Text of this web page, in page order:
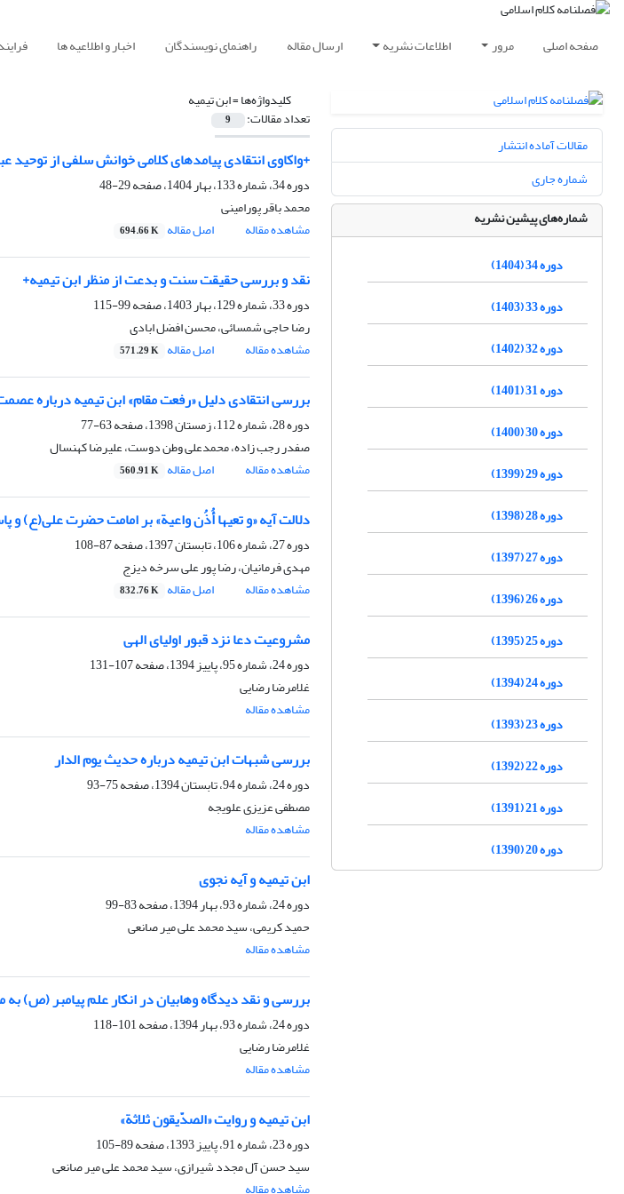
صفحه اصلی مرور اطلاعات نشریه ارسال مقاله راهنمای نویسندگان اخبار و اطلاعیه ها
کلیدواژه‌ها =ابن تیمیه
تعداد مقالات: 9
+واکاوی انتقادی پیامدهای کلامی خوانش سلفی از توحید
دوره 34، شماره 133، بهار 1404، صفحه
29-48
محمد باقر پورامینی
مشاهده مقاله
اصل مقاله 694.66 K
نقد و بررسی حقیقت سنت و بدعت از منظر ابن تیمیه+
دوره 33، شماره 129، بهار 1403، صفحه
99-115
رضا حاجی شمسائی، محسن افضل ابادی
مشاهده مقاله
اصل مقاله 571.29 K
بررسی انتقادی دلیل «رفعت مقام» ابن تیمیه درباره
دوره 28، شماره 112، زمستان 1398، صفحه
63-77
صفدر رجب زاده، محمدعلی وطن دوست، علیرضا کهنسال
مشاهده مقاله
اصل مقاله 560.91 K
دلالت آیه «و تعیها أُذُن واعیة» بر امامت حضرت علی(ع) و
دوره 27، شماره 106، تابستان 1397، صفحه
87-108
مهدی فرمانیان، رضا پور علی سرخه دیزج
مشاهده مقاله
اصل مقاله 832.76 K
مشروعیت دعا نزد قبور اولیای الهی
دوره 24، شماره 95، پاییز 1394، صفحه
107-131
غلامرضا رضایی
مشاهده مقاله
بررسی شبهات ابن تیمیه درباره حدیث یوم الدار
دوره 24، شماره 94، تابستان 1394، صفحه
75-93
مصطفی عزیزی علویجه
مشاهده مقاله
ابن تیمیه و آیه نجوی
دوره 24، شماره 93، بهار 1394، صفحه
83-99
حمید کریمی، سید محمد علی میر صانعی
مشاهده مقاله
بررسی و نقد دیدگاه وهابیان در انکار علم پیامبر (ص) به
دوره 24، شماره 93، بهار 1394، صفحه
101-118
غلامرضا رضایی
مشاهده مقاله
ابن تیمیه و روایت «الصدّیقون ثلاثة»
دوره 23، شماره 91، پاییز 1393، صفحه
89-105
سید حسن آل مجدد شیرازی، سید محمد علی میر صانعی
مقالات آماده انتشار
شماره جاری
شماره‌های پیشین نشریه
دوره 34 (1404)
دوره 33 (1403)
دوره 32 (1402)
دوره 31 (1401)
دوره 30 (1400)
دوره 29 (1399)
دوره 28 (1398)
دوره 27 (1397)
دوره 26 (1396)
دوره 25 (1395)
دوره 24 (1394)
دوره 23 (1393)
دوره 22 (1392)
دوره 21 (1391)
دوره 20 (1390)